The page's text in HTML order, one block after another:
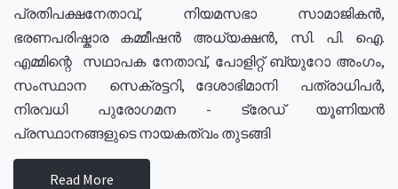
പ്രതിപക്ഷനേതാവ്, നിയമസഭാ സാമാജികൻ,
ഭരണപരിഷ്കാര കമ്മീഷൻ അധ്യക്ഷൻ, സി. പി. ഐ.
എമ്മിന്റെ സഥാപക നേതാവ്, പോളിറ്റ് ബ്യുറോ അംഗം,
സംസ്ഥാന സെക്രട്ടറി, ദേശാഭിമാനി പത്രാധിപർ,
നിരവധി പുരോഗമന - ട്രേഡ് യൂണിയൻ
പ്രസ്ഥാനങ്ങളുടെ നായകത്വം തുടങ്ങി
Read More